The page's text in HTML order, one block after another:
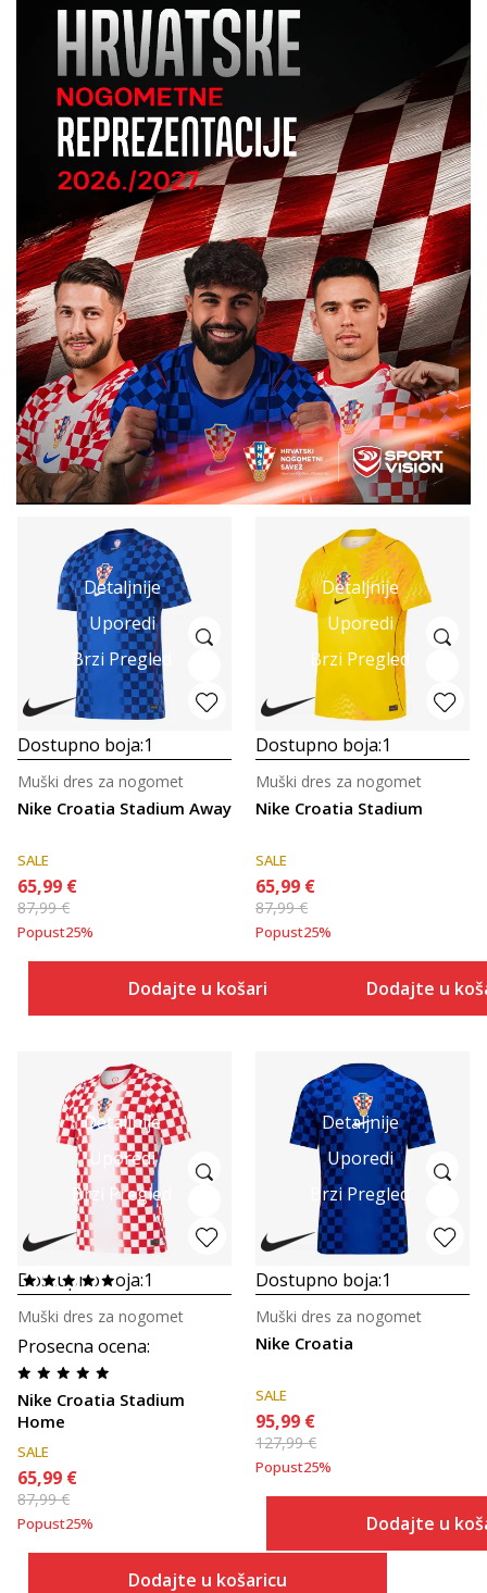
Detaljnije
Uporedi
Brzi Pregled
Dostupno boja:1
Nike Croatia Stadium Away
Muški dres za nogomet
SALE
65,99 €
87,99€
Popust25%
Dodajte u košaricu
Detaljnije
Uporedi
Brzi Pregled
Dostupno boja:1
Nike Croatia Stadium
Muški dres za nogomet
SALE
65,99 €
87,99€
Popust25%
Dodajte u
Detaljnije
Uporedi
Brzi Pregled
Dostupno boja:1
Prosecna ocena:
Nike Croatia Stadium
Home
Muški dres za nogomet
SALE
65,99 €
87,99€
Popust25%
Dodajte u košaricu
Detaljnije
Uporedi
Brzi Pregled
Dostupno boja:1
Nike Croatia
Muški dres za nogomet
SALE
95,99 €
127,99€
Popust25%
Dodajte u